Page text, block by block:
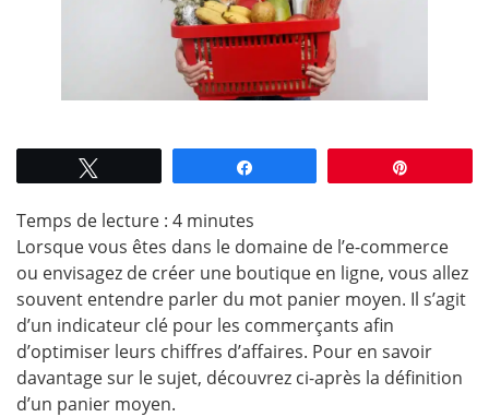
Temps de lecture : 4 minutes
Lorsque vous êtes dans le domaine de l’e-commerce
ou envisagez de créer une boutique en ligne, vous allez
souvent entendre parler du mot panier moyen. Il s’agit
d’un indicateur clé pour les commerçants afin
d’optimiser leurs chiffres d’affaires. Pour en savoir
davantage sur le sujet, découvrez ci-après la définition
d’un panier moyen.